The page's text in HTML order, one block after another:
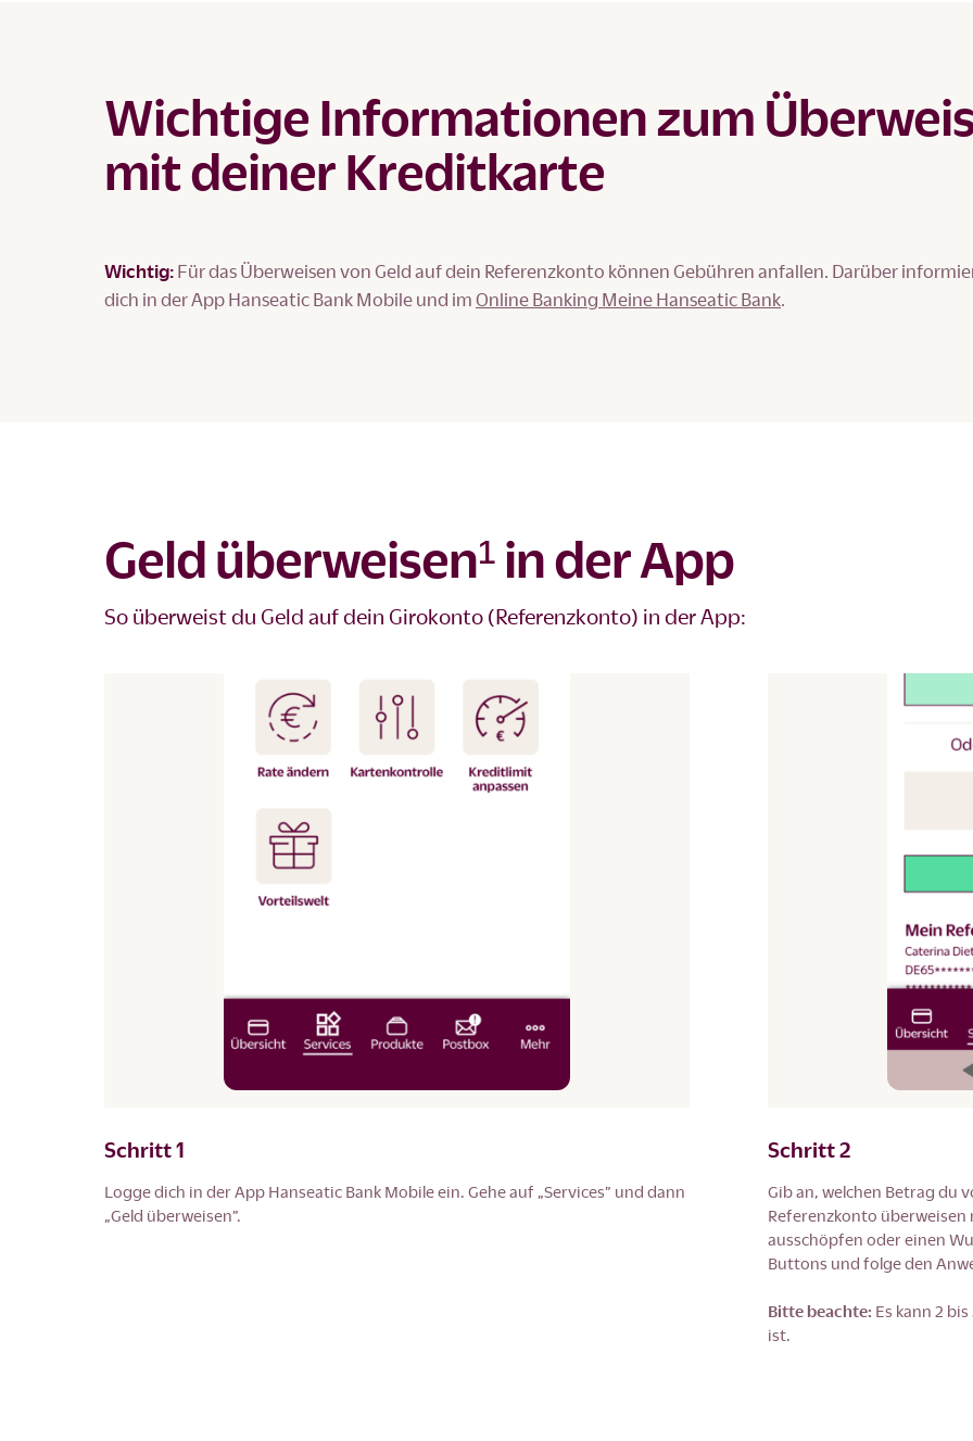
Wichtige Informationen zum
mit deiner Kreditkarte
Wichtig: Für das Überweisen von Geld auf dein Referenzkonto können Gebühren anfallen. Darüber
dich in der App Hanseatic Bank Mobile und im Online Banking Meine Hanseatic Bank.
Geld überweisen¹ in der App
So überweist du Geld auf dein Girokonto (Referenzkonto) in der App:
Schritt 1
Logge dich in der App Hanseatic Bank Mobile ein. Gehe auf „Services” und dann
„Geld überweisen”.
Schritt 2
Gib an, welchen Betrag du
Referenzkonto
ausschöpfen oder einen
Buttons und folge den
Bitte beachte: Es kann 2
ist.